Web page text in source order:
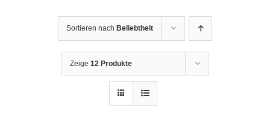
Sortieren nach Beliebtheit
Zeige 12 Produkte